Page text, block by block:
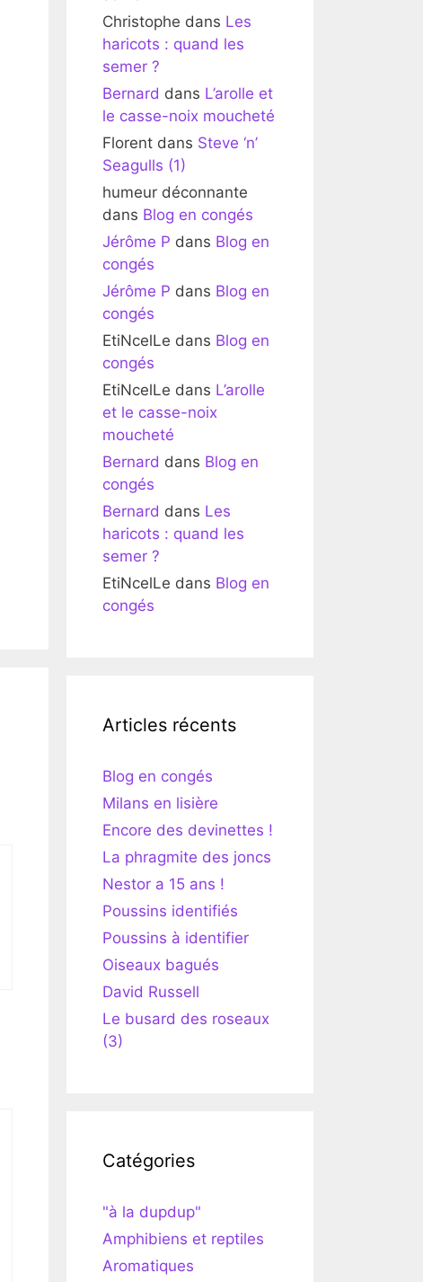
Christophe dans Les
haricots : quand les
semer ?
Bernard dans L’arolle et
le casse-noix moucheté
Florent dans Steve ‘n’
Seagulls (1)
humeur déconnante
dans Blog en congés
Jérôme P dans Blog en
congés
Jérôme P dans Blog en
congés
EtiNcelLe dans Blog en
congés
EtiNcelLe dans L’arolle
et le casse-noix
moucheté
Bernard dans Blog en
congés
Bernard dans Les
haricots : quand les
semer ?
EtiNcelLe dans Blog en
congés
Articles récents
Blog en congés
Milans en lisière
Encore des devinettes !
La phragmite des joncs
Nestor a 15 ans !
Poussins identifiés
Poussins à identifier
Oiseaux bagués
David Russell
Le busard des roseaux
(3)
Catégories
"à la dupdup"
Amphibiens et reptiles
Aromatiques